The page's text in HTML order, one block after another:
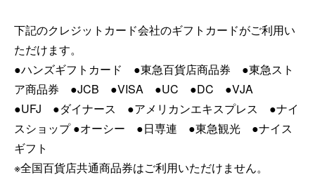
下記のクレジットカード会社のギフトカードがご利用い
ただけます。
●ハンズギフトカード ●東急百貨店商品券 ●東急スト
ア商品券 ●JCB ●VISA ●UC ●DC ●VJA
●UFJ ●ダイナース ●アメリカンエキスプレス ●ナイ
スショップ ●オーシー ●日専連 ●東急観光 ●ナイス
ギフト
※全国百貨店共通商品券はご利用いただけません。